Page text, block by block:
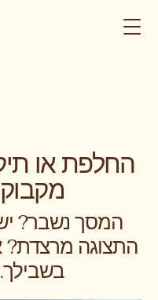
החלפת או
מקבוק
המסך נשבר?
התצוגה מרצדת?
בשבילך.